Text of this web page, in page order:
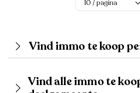
Vind immo te koop
Vind alle immo te